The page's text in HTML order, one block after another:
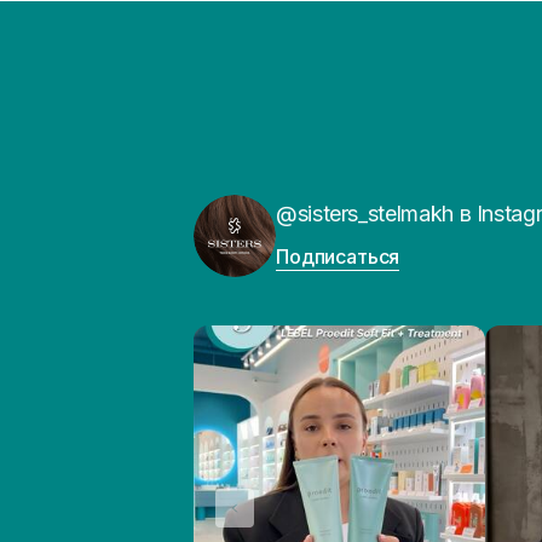
@sisters_stelmakh в
Подписаться